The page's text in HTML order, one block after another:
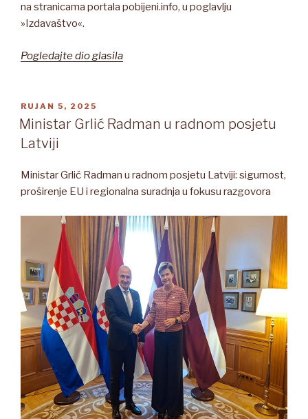
na stranicama portala pobijeni.info, u poglavlju
»Izdavaštvo«.
Pogledajte dio glasila
OBJAVLJENO
RUJAN 5, 2025
Ministar Grlić Radman u radnom posjetu
Latviji
Ministar Grlić Radman u radnom posjetu Latviji: sigurnost,
proširenje EU i regionalna suradnja u fokusu razgovora